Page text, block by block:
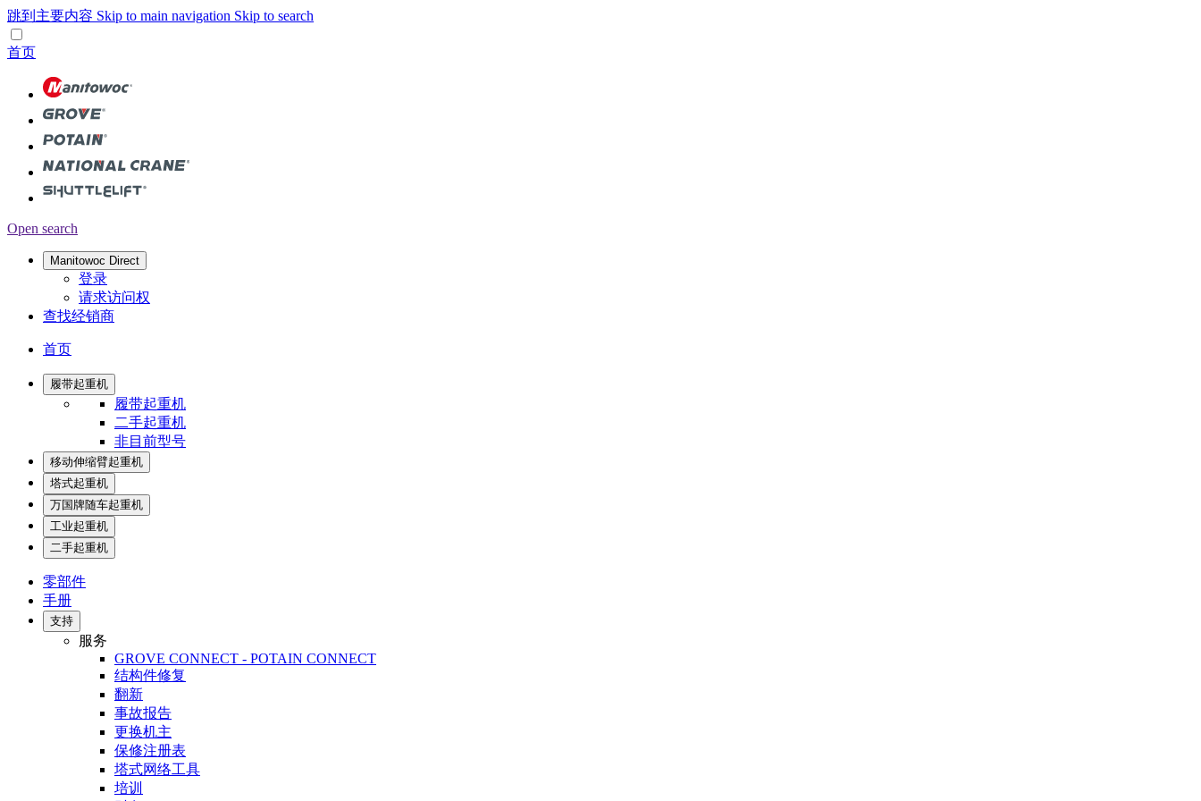
跳到主要内容 Skip to main navigation Skip to search
首页
Open search
Manitowoc Direct
登录
请求访问权
查找经销商
首页
履带起重机
履带起重机
二手起重机
非目前型号
移动伸缩臂起重机
塔式起重机
万国牌随车起重机
工业起重机
二手起重机
零部件
手册
支持
服务
GROVE CONNECT - POTAIN CONNECT
结构件修复
翻新
事故报告
更换机主
保修注册表
塔式网络工具
培训